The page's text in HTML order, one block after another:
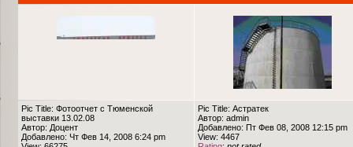
Pic Title: Фотоотчет с Тюменской
выставки 13.02.08
Автор: Доцент
Добавлено: Чт Фев 14, 2008 6:24 pm
Pic Title: Астратек
Автор: admin
Добавлено: Пт Фев 08, 2008 12:15 pm
View: 4467